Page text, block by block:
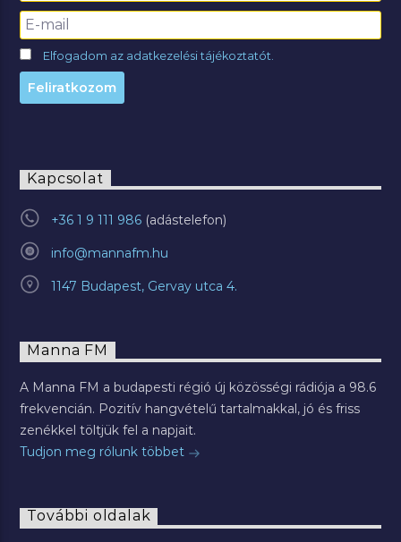
Elfogadom az adatkezelési tájékoztatót.
Kapcsolat
+36 1 9 111 986
info@mannafm.hu
1147 Budapest, Gervay utca 4.
Manna FM
A Manna FM a budapesti régió új közösségi rádiója a 98.6
frekvencián. Pozitív hangvételű tartalmakkal, jó és friss
zenékkel töltjük fel a napjait.
Tudjon meg rólunk többet
További oldalak